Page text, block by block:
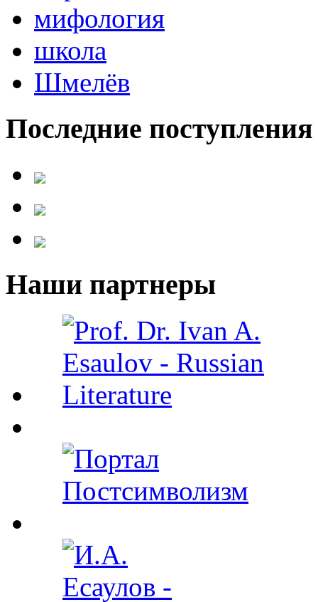
мифология
школа
Шмелёв
Последние поступления
Наши партнеры